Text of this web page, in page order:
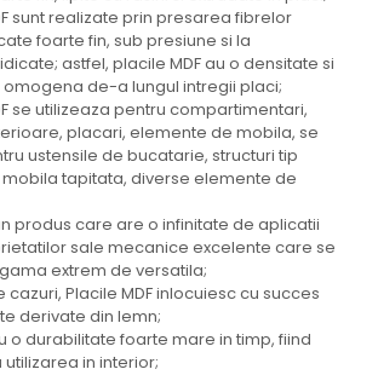
sunt realizate prin presarea fibrelor
foarte fin, sub presiune si la
astfel, placile MDF au o densitate si
de-a lungul intregii placi;
se utilizeaza pentru compartimentari,
placari, elemente de mobila, se
ustensile de bucatarie, structuri tip
tapitata, diverse elemente de
produs care are o infinitate de aplicatii
sale mecanice excelente care se
extrem de versatila;
cazuri, Placile MDF inlocuiesc cu succes
derivate din lemn;
o durabilitate foarte mare in timp, fiind
in interior;